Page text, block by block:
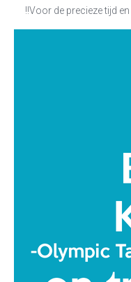
!!Voor de precieze tijd